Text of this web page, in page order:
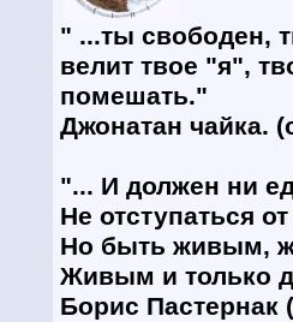
" ...ты свободен,
велит твое "я",
помешать."
Джонатан чайка.
"... И должен ни
Не отступаться
Но быть живым,
Живым и только
Борис Пастернак